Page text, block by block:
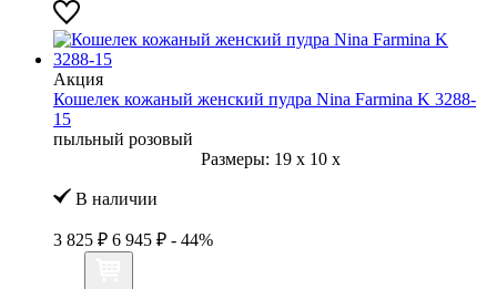
Акция
Кошелек кожаный женский пудра Nina Farmina K 3288-
15
пыльный розовый
Размеры: 19 x 10 x
В наличии
3 825 ₽ 6 945 ₽ - 44%